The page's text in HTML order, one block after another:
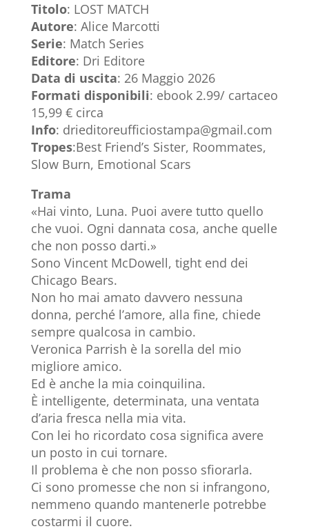
Titolo: LOST MATCH
Autore: Alice Marcotti
Serie: Match Series
Editore: Dri Editore
Data di uscita: 26 Maggio 2026
Formati disponibili: ebook 2.99/ cartaceo
15,99 € circa
Info: drieditoreufficiostampa@gmail.com
Tropes:Best Friend’s Sister, Roommates,
Slow Burn, Emotional Scars
Trama
«Hai vinto, Luna. Puoi avere tutto quello
che vuoi. Ogni dannata cosa, anche quelle
che non posso darti.»
Sono Vincent McDowell, tight end dei
Chicago Bears.
Non ho mai amato davvero nessuna
donna, perché l’amore, alla fine, chiede
sempre qualcosa in cambio.
Veronica Parrish è la sorella del mio
migliore amico.
Ed è anche la mia coinquilina.
È intelligente, determinata, una ventata
d’aria fresca nella mia vita.
Con lei ho ricordato cosa significa avere
un posto in cui tornare.
Il problema è che non posso sfiorarla.
Ci sono promesse che non si infrangono,
nemmeno quando mantenerle potrebbe
costarmi il cuore.